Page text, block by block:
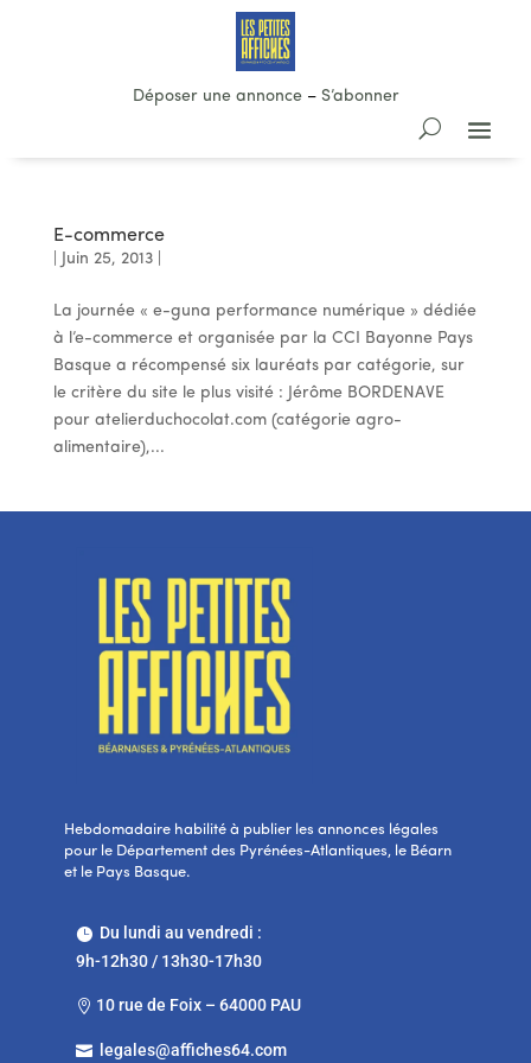
Déposer une annonce– S’abonner
E-commerce
Juin 25, 2013|
La journée « e-guna performance numérique » dédiée
à l’e-commerce et organisée par la CCI Bayonne Pays
Basque a récompensé six lauréats par catégorie, sur
le critère du site le plus visité : Jérôme BORDENAVE
pour atelierduchocolat.com (catégorie agro-
alimentaire),...
Hebdomadaire habilité à publier les annonces légales
pour le Département des Pyrénées-Atlantiques, le Béarn
et le Pays Basque.
Du lundi au vendredi :
9h-12h30 / 13h30-17h30
 10 rue de Foix – 64000 PAU
 legales@affiches64.com